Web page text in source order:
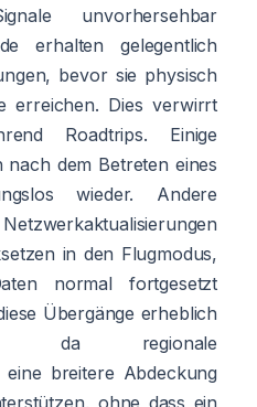
unvorhersehbar
erhalten gelegentlich
bevor sie physisch
erreichen. Dies verwirrt
Roadtrips. Einige
dem Betreten eines
wieder. Andere
in den Flugmodus,
normal fortgesetzt
Übergänge erheblich
da regionale
breitere Abdeckung
ohne dass ein